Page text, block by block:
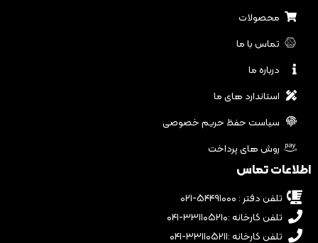
محصولات
تماس با ما
درباره ما
استاندارد های ما
سیاست حفظ حریم خصوصی
روش های پرداخت
اطلاعات تماس
تلفن دفتر : ۵۴۴۹۱۰۰۰-۰۲۱
تلفن کارخانه :۳۳۱۱۰۵۲۱۰-۰۴۱
تلفن کارخانه :۳۳۱۱۰۵۲۱۱-۰۴۱